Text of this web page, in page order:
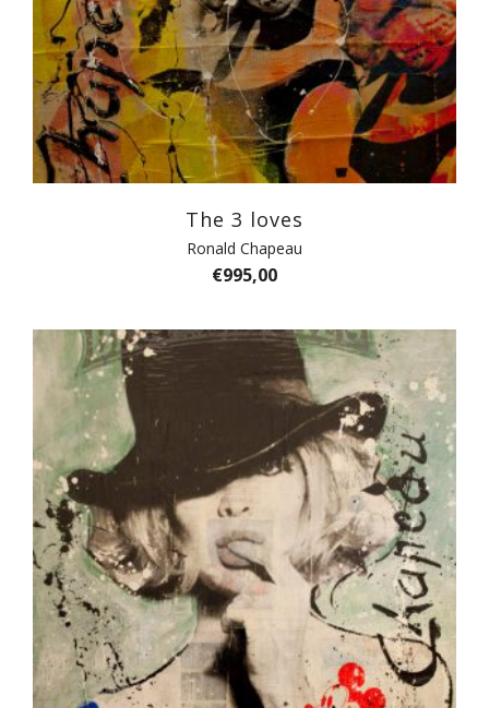
The 3 loves
Ronald Chapeau
€995,00